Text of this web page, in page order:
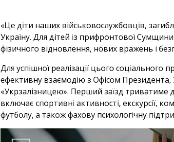
«Це діти наших військовослужбовців,
Україну. Для дітей із прифронтової
фізичного відновлення, нових вражень і
Для успішної реалізації цього соціального
ефективну взаємодію з Офісом
«Укрзалізницею». Перший заїзд триватиме
включає спортивні активності, екскурсії,
футболу, а також фахову психологічну